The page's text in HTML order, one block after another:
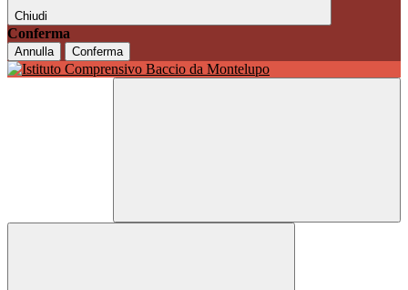
Chiudi
Conferma
Annulla Conferma